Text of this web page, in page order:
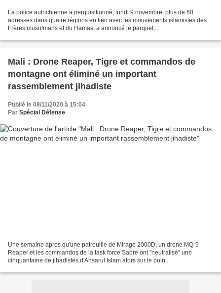
La police autrichienne a perquisitionné, lundi 9 novembre, plus de 60
adresses dans quatre régions en lien avec les mouvements islamistes des
Frères musulmans et du Hamas, a annoncé le parquet,...
Mali : Drone Reaper, Tigre et commandos de
montagne ont éliminé un important
rassemblement jihadiste
Publié le 08/11/2020 à 15:04
Par Spécial Défense
Une semaine après qu'une patrouille de Mirage 2000D, un drone MQ-9
Reaper et les commandos de la task force Sabre ont "neutralisé" une
cinquantaine de jihadistes d'Ansarul Islam alors sur le poin...